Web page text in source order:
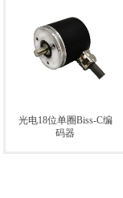
光电18位单圈Biss-C编
码器